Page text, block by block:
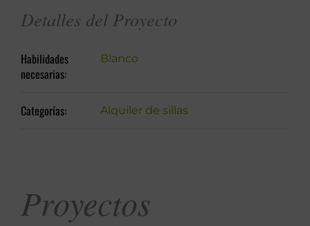
Detalles del Proyecto
Habilidades
necesarias:
Blanco
Categorías: Alquiler de sillas
Proyectos